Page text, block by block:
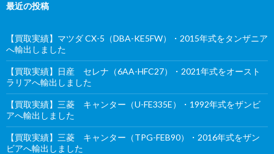
最近の投稿
【買取実績】マツダ CX-5（DBA-KE5FW）・2015年式をタンザニア
へ輸出しました
【買取実績】日産 セレナ（6AA-HFC27）・2021年式をオースト
ラリアへ輸出しました
【買取実績】三菱 キャンター（U-FE335E）・1992年式をザンビ
アへ輸出しました
【買取実績】三菱 キャンター（TPG-FEB90）・2016年式をザン
ビアへ輸出しました